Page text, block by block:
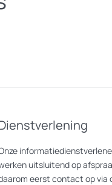
uitsluitend op
eerst contact op via